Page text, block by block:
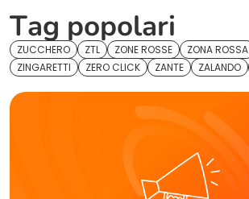
Tag popolari
ZUCCHERO ZTL ZONE ROSSE ZONA ROSSA
ZINGARETTI
ZERO CLICK ZANTE ZALANDO